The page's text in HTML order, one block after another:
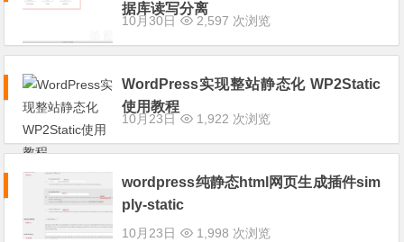
据库读写分离
10月30日 2,597 次浏览
WordPress实现整站静态化 WP2Static
使用教程
10月23日 1,922 次浏览
wordpress纯静态html网页生成插件sim
ply-static
10月23日 1,998 次浏览